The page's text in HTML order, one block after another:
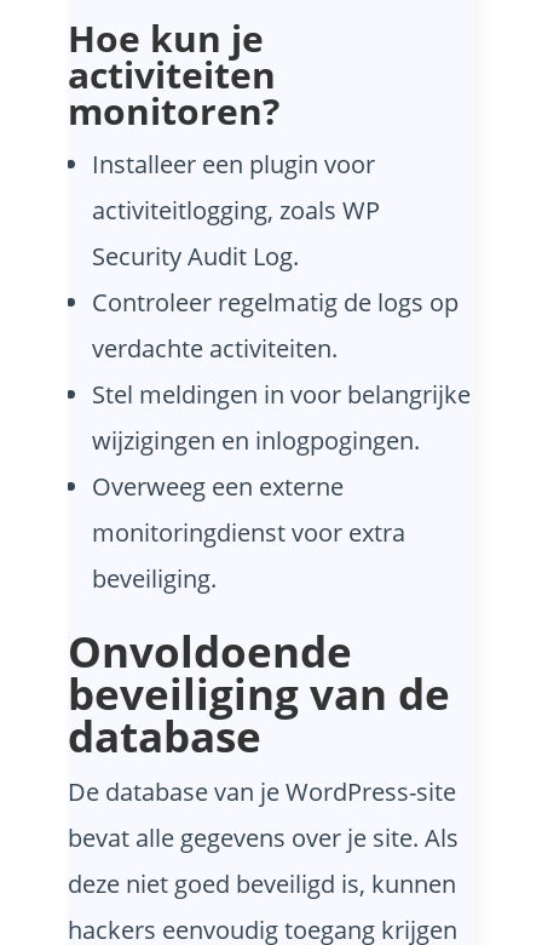
Hoe kun je
activiteiten
monitoren?
Installeer een plugin voor
activiteitlogging, zoals WP
Security Audit Log.
Controleer regelmatig de logs op
verdachte activiteiten.
Stel meldingen in voor belangrijke
wijzigingen en inlogpogingen.
Overweeg een externe
monitoringdienst voor extra
beveiliging.
Onvoldoende
beveiliging van de
database
De database van je WordPress-site
bevat alle gegevens over je site. Als
deze niet goed beveiligd is, kunnen
hackers eenvoudig toegang krijgen